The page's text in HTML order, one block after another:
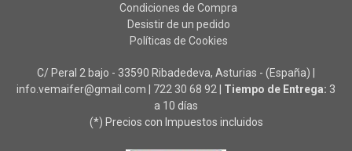
Condiciones de Compra
Desistir de un pedido
Políticas de Cookies
C/ Peral 2 bajo - 33590 Ribadedeva, Asturias - (España) |
info.vemaifer@gmail.com | 722 30 68 92 Tiempo de Entrega: 3
a 10 días
(*) Precios con Impuestos incluidos